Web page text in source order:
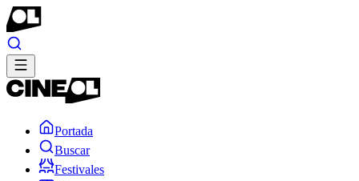
Portada
Buscar
Festivales